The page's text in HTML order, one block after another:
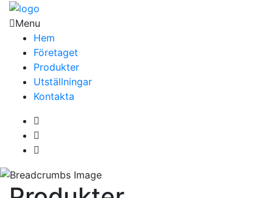
Menu
Hem
Företaget
Produkter
Utställningar
Kontakta